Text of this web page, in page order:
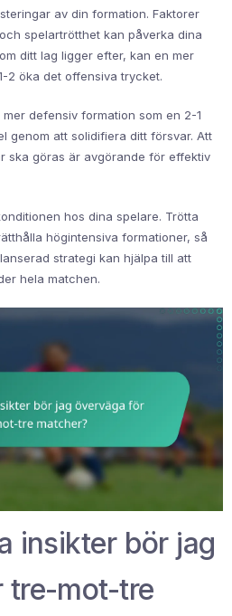
av din formation. Faktorer
spelartrötthet kan påverka dina
ditt lag ligger efter, kan en mer
2 öka det offensiva trycket.
defensiv formation som en 2-1
genom att solidifiera ditt försvar. Att
ska göras är avgörande för effektiv
hos dina spelare. Trötta
högintensiva formationer, så
strategi kan hjälpa till att
hela matchen.
insikter bör jag
tre-mot-tre